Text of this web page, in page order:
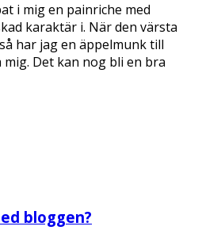
i mig en painriche med
karaktär i. När den värsta
har jag en äppelmunk till
Det kan nog bli en bra
bloggen?